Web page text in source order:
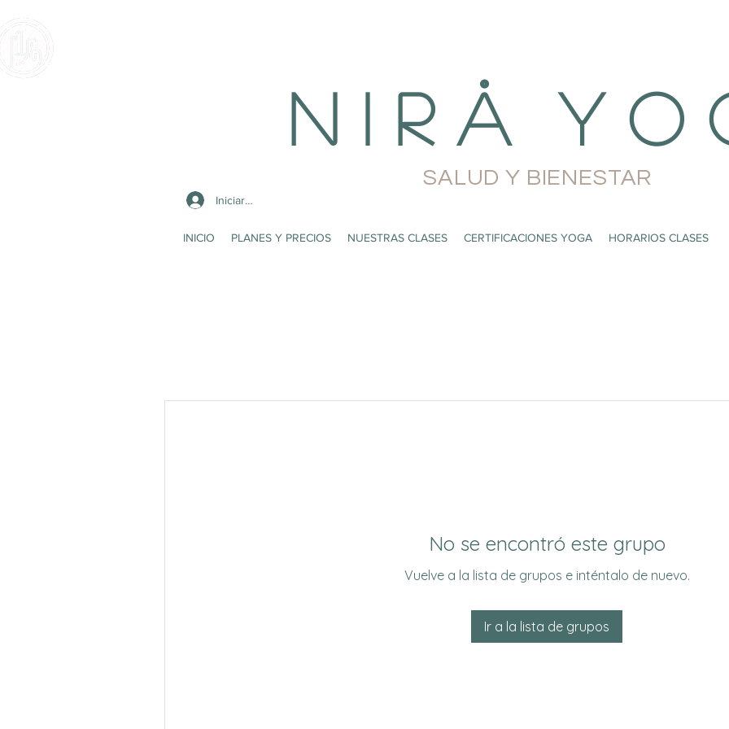
N i r å Y o
Iniciar sesión
INICIO PLANES Y PRECIOS NUESTRAS CLASES CERTIFICACIONES YOGA HORARIOS CLASES
SALUD Y BIENESTAR
No se encontró este grupo
Vuelve a la lista de grupos e inténtalo de nuevo.
Ir a la lista de grupos